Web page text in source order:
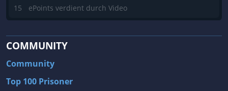
15 ePoints verdient durch Video
COMMUNITY
Community
Top 100 Prisoner